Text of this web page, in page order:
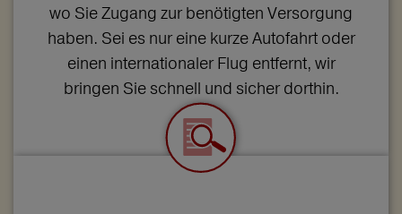
wo Sie Zugang zur benötigten Versorgung
haben. Sei es nur eine kurze Autofahrt oder
einen internationaler Flug entfernt, wir
bringen Sie schnell und sicher dorthin.